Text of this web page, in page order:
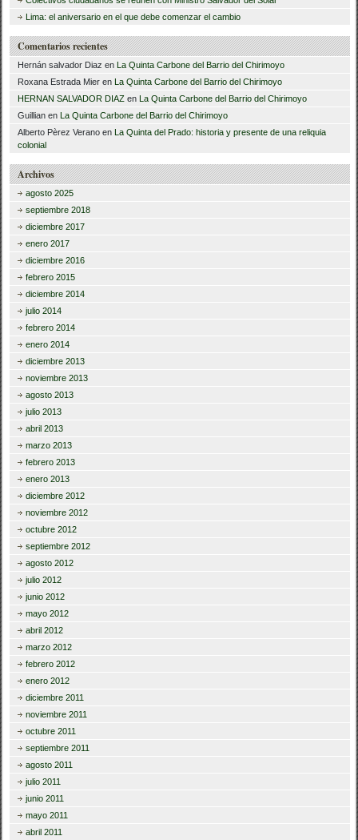
Lima: el aniversario en el que debe comenzar el cambio
Comentarios recientes
Hernán salvador Diaz en La Quinta Carbone del Barrio del Chirimoyo
Roxana Estrada Mier en La Quinta Carbone del Barrio del Chirimoyo
HERNAN SALVADOR DIAZ en La Quinta Carbone del Barrio del Chirimoyo
Guillian en La Quinta Carbone del Barrio del Chirimoyo
Alberto Pèrez Verano en La Quinta del Prado: historia y presente de una reliquia
colonial
Archivos
agosto 2025
septiembre 2018
diciembre 2017
enero 2017
diciembre 2016
febrero 2015
diciembre 2014
julio 2014
febrero 2014
enero 2014
diciembre 2013
noviembre 2013
agosto 2013
julio 2013
abril 2013
marzo 2013
febrero 2013
enero 2013
diciembre 2012
noviembre 2012
octubre 2012
septiembre 2012
agosto 2012
julio 2012
junio 2012
mayo 2012
abril 2012
marzo 2012
febrero 2012
enero 2012
diciembre 2011
noviembre 2011
octubre 2011
septiembre 2011
agosto 2011
julio 2011
junio 2011
mayo 2011
abril 2011